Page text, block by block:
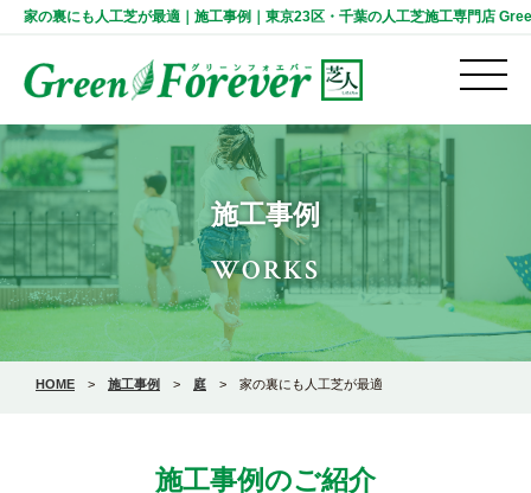
家の裏にも人工芝が最適｜施工事例｜東京23区・千葉の人工芝施工専門店
施工事例
WORKS
HOME > 施工事例 > 庭 > 家の裏にも人工芝が最適
施工事例のご紹介